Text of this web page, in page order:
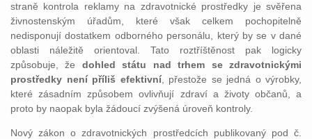
straně kontrola reklamy na zdravotnické prostředky je svěřena
živnostenským úřadům, které však celkem pochopitelně
nedisponují dostatkem odborného personálu, který by se v dané
oblasti náležitě orientoval. Tato roztříštěnost pak logicky
způsobuje, že dohled státu nad trhem se zdravotnickými
prostředky není příliš efektivní, přestože se jedná o výrobky,
které zásadním způsobem ovlivňují zdraví a životy občanů, a
proto by naopak byla žádoucí zvýšená úroveň kontroly.
Nový zákon o zdravotnických prostředcích publikovaný pod č.